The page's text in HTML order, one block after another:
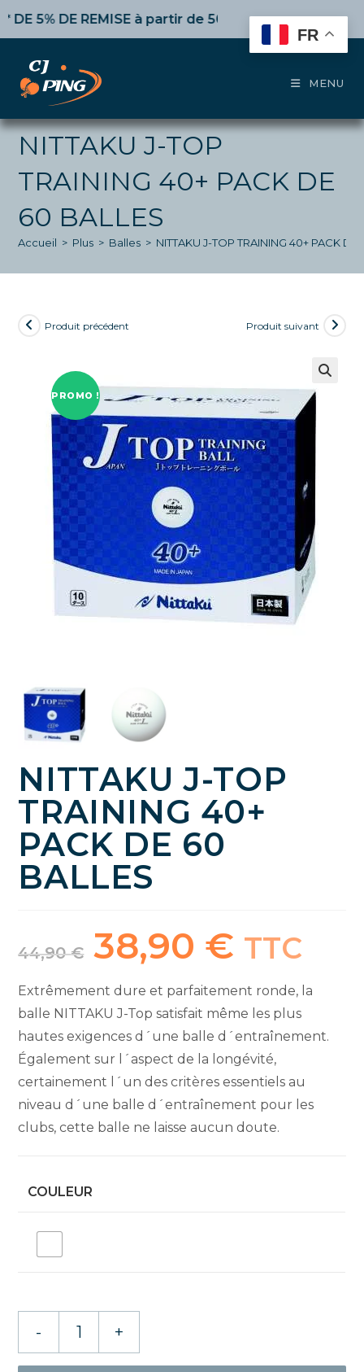
DE REMISEà partir de 50€ d’achat,10%dès 100€,
MENU
NITTAKU J-TOP
TRAINING 40+ PACK DE
60 BALLES
Accueil > Plus > Balles > NITTAKU J-TOP TRAINING 40+ PACK DE
PROMO !
Produit précédent Produit suivant
NITTAKU J-TOP
TRAINING 40+
PACK DE 60
BALLES
44,90€
Le
prix
initial
38,90 € prix
TTC
Extrêmement dure et parfaitement ronde, la
balle NITTAKU J-Top satisfait même les plus
hautes exigences d´une balle d´entraînement.
Également sur l´aspect de la longévité,
certainement l´un des critères essentiels au
niveau d´une balle d´entraînement pour les
clubs, cette balle ne laisse aucun doute.
COULEUR
- +
FR